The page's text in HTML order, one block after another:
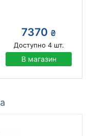
7370 ₴
Доступно 4шт.
В магазин